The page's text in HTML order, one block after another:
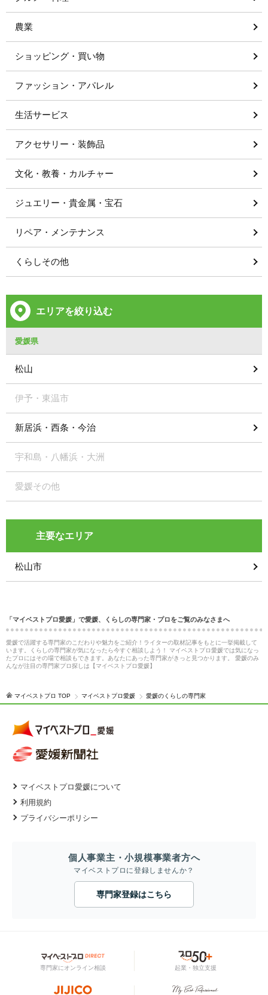
農業
ショッピング・買い物
ファッション・アパレル
生活サービス
アクセサリー・装飾品
文化・教養・カルチャー
ジュエリー・貴金属・宝石
リペア・メンテナンス
くらしその他
エリアを絞り込む
愛媛県
松山
伊予・東温市
新居浜・西条・今治
宇和島・八幡浜・大洲
愛媛その他
主要なエリア
松山市
「マイベストプロ愛媛」で愛媛、くらしの専門家・プロをご覧のみなさまへ
愛媛で活躍する専門家のこだわりや魅力をご紹介！ライターの取材記事をもとに一挙掲載して
います。くらしの専門家が気になったら今すぐ相談しよう！ マイベストプロ愛媛では気になっ
たプロにはその場で相談もできます。あなたにあった専門家がきっと見つかります。 愛媛のみ
んなが注目の専門家プロ探しは【マイベストプロ愛媛】
マイベストプロ TOP マイベストプロ愛媛 愛媛のくらしの専門家
マイベストプロ愛媛について
利用規約
プライバシーポリシー
個人事業主・小規模事業者方へ
マイベストプロに登録しませんか？
専門家登録はこちら
専門家にオンライン相談 起業・独立支援